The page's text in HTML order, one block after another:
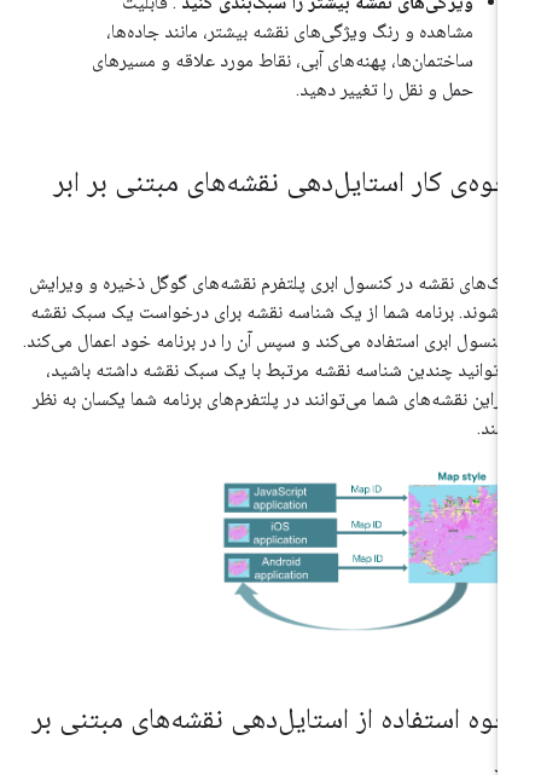
مشاهده و رنگ ویژگی‌های نقشه بیشتر، مانند جاده‌ها،
ساختمان‌ها، پهنه‌های آبی، نقاط مورد علاقه و مسیرهای
حمل و نقل را تغییر دهید.
کار استایل‌دهی نقشه‌های مبتنی بر ابر
نقشه در کنسول ابری پلتفرم نقشه‌های گوگل ذخیره و ویرایش
برنامه شما از یک شناسه نقشه برای درخواست یک سبک نقشه
کنسول ابری استفاده می‌کند و سپس آن را در برنامه خود اعمال می‌کند.
چندین شناسه نقشه مرتبط با یک سبک نقشه داشته باشید،
نقشه‌های شما می‌توانند در پلتفرم‌های برنامه شما یکسان به نظر
استفاده از استایل‌دهی نقشه‌های مبتنی بر